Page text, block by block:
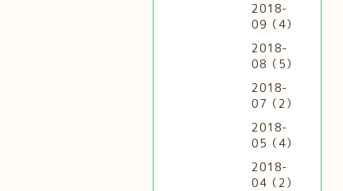
2018-
09（4）
2018-
08（5）
2018-
07（2）
2018-
05（4）
2018-
04（2）